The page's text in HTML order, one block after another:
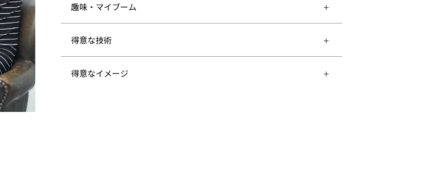
趣味・マイブーム
得意な技術
得意なイメージ